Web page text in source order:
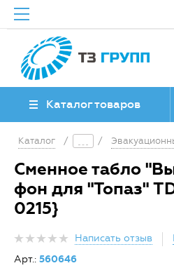
Каталог товаров
Каталог / /
Сменное табло
фон для "Топаз"
0215}
Написать отзыв
Арт.: 560646